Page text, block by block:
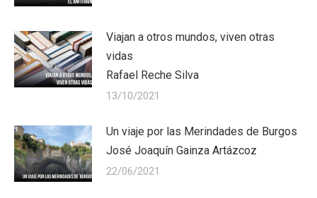
Viajan a otros mundos, viven otras
vidas
Rafael Reche Silva
13/10/2021
Un viaje por las Merindades de Burgos
José Joaquín Gainza Artázcoz
22/06/2021